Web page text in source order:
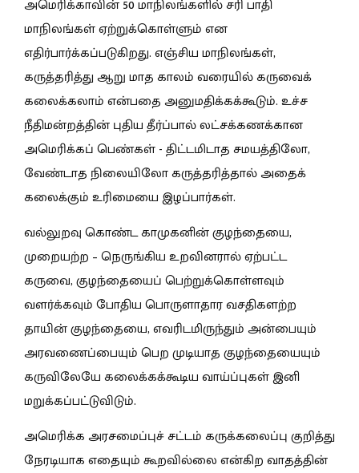
அமெரிக்காவின் 50 மாநிலங்களில் சரி பாதி
மாநிலங்கள் ஏற்றுக்கொள்ளும் என
எதிர்பார்க்கப்படுகிறது. எஞ்சிய மாநிலங்கள்,
கருத்தரித்து ஆறு மாத காலம் வரையில் கருவைக்
கலைக்கலாம் என்பதை அனுமதிக்கக்கூடும். உச்ச
நீதிமன்றத்தின் புதிய தீர்ப்பால் லட்சக்கணக்கான
அமெரிக்கப் பெண்கள் - திட்டமிடாத சமயத்திலோ,
வேண்டாத நிலையிலோ கருத்தரித்தால் அதைக்
கலைக்கும் உரிமையை இழப்பார்கள்.
வல்லுறவு கொண்ட காமுகனின் குழந்தையை,
முறையற்ற – நெருங்கிய உறவினரால் ஏற்பட்ட
கருவை, குழந்தையைப் பெற்றுக்கொள்ளவும்
வளர்க்கவும் போதிய பொருளாதார வசதிகளற்ற
தாயின் குழந்தையை, எவரிடமிருந்தும் அன்பையும்
அரவணைப்பையும் பெற முடியாத குழந்தையையும்
கருவிலேயே கலைக்கக்கூடிய வாய்ப்புகள் இனி
மறுக்கப்பட்டுவிடும்.
அமெரிக்க அரசமைப்புச் சட்டம் கருக்கலைப்பு குறித்து
நேரடியாக எதையும் கூறவில்லை என்கிற வாதத்தின்